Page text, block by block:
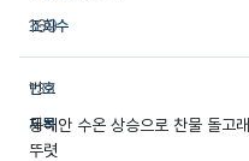
169
133
동해안 수온 상승으로 찬물 돌고래 출현 감소세
뚜렷